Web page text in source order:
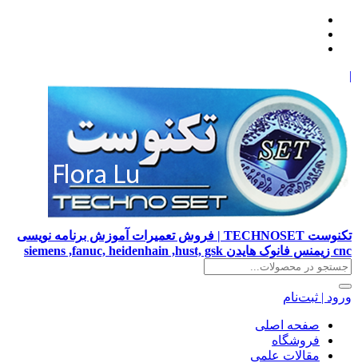
|
تکنوست TECHNOSET | فروش تعمیرات آموزش برنامه نویسی
cnc زیمنس فانوک هایدن siemens ,fanuc, heidenhain ,hust, gsk
ورود | ثبت‌نام
صفحه اصلی
فروشگاه
مقالات علمی